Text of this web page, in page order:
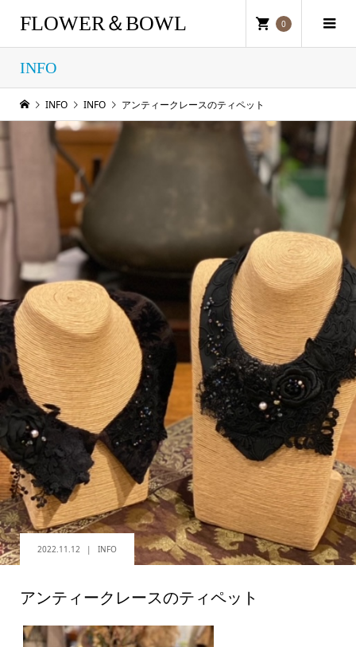
FLOWER＆BOWL 0
INFO
INFO INFO アンティークレースのティペット
2022.11.12 INFO
アンティークレースのティペット